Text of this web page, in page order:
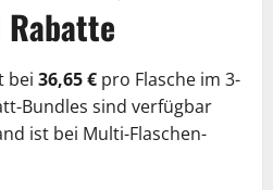
bei 36,65 € pro Flasche im 3-
Bundles sind verfügbar
ist bei Multi-Flaschen-